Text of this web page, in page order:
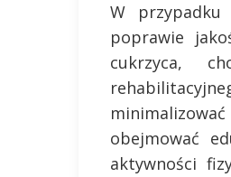
W przypadku
poprawie
cukrzyca,
obejmować
aktywności